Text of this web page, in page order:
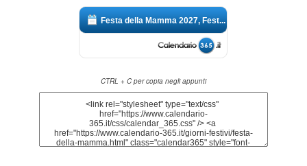
Festa della Mamma 2027, Fest...
CTRL + C per copia negli appunti